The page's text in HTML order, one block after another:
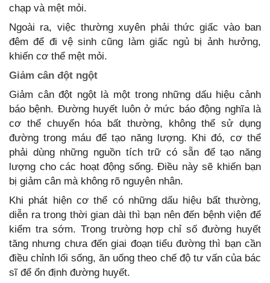
chạp và mệt mỏi.
Ngoài ra, việc thường xuyên phải thức giấc vào ban
đêm để đi vệ sinh cũng làm giấc ngủ bị ảnh hưởng,
khiến cơ thể mệt mỏi.
Giảm cân đột ngột
Giảm cân đột ngột là một trong những dấu hiệu cảnh
báo bệnh. Đường huyết luôn ở mức báo động nghĩa là
cơ thể chuyển hóa bất thường, không thể sử dụng
đường trong máu để tạo năng lượng. Khi đó, cơ thể
phải dùng những nguồn tích trữ có sẵn để tạo năng
lượng cho các hoạt động sống. Điều này sẽ khiến bạn
bị giảm cân mà không rõ nguyên nhân.
Khi phát hiện cơ thể có những dấu hiệu bất thường,
diễn ra trong thời gian dài thì bạn nên đến bệnh viện để
kiểm tra sớm. Trong trường hợp chỉ số đường huyết
tăng nhưng chưa đến giai đoạn tiểu đường thì bạn cần
điều chỉnh lối sống, ăn uống theo chế độ tư vấn của bác
sĩ để ổn định đường huyết.